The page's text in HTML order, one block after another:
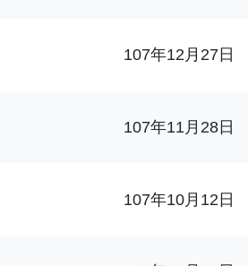
107年12月27日
107年11月28日
107年10月12日